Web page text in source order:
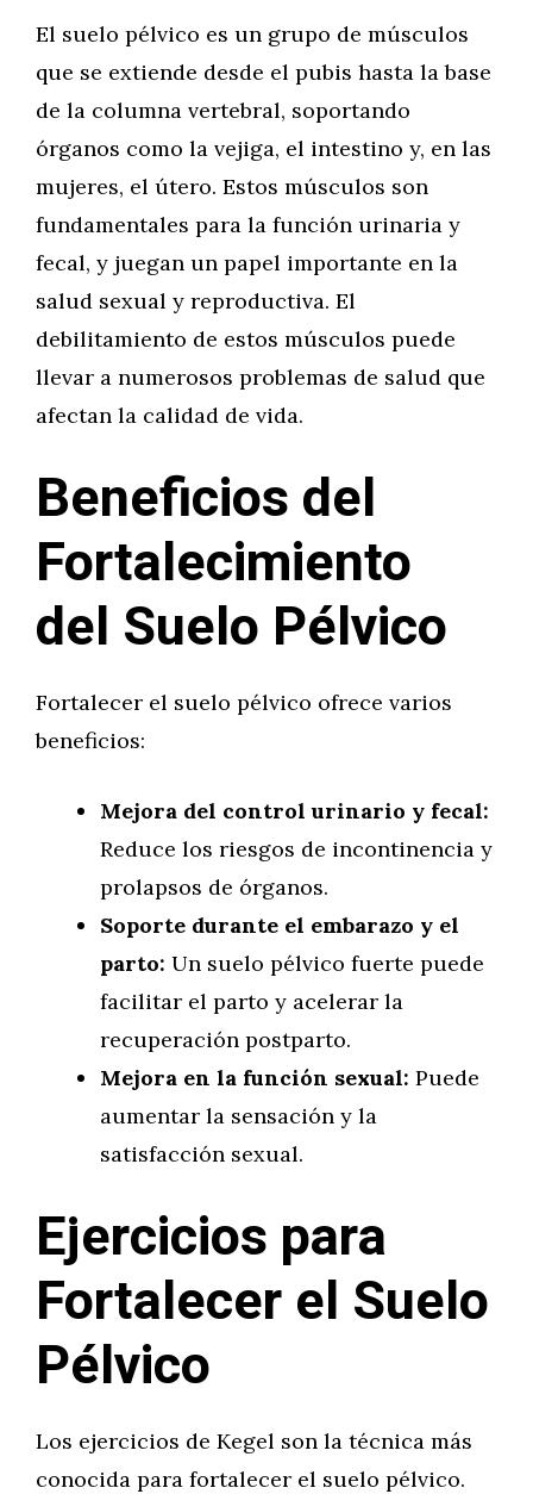
El suelo pélvico es un grupo de músculos
que se extiende desde el pubis hasta la base
de la columna vertebral, soportando
órganos como la vejiga, el intestino y, en las
mujeres, el útero. Estos músculos son
fundamentales para la función urinaria y
fecal, y juegan un papel importante en la
salud sexual y reproductiva. El
debilitamiento de estos músculos puede
llevar a numerosos problemas de salud que
afectan la calidad de vida.
Beneficios del
Fortalecimiento
del Suelo Pélvico
Fortalecer el suelo pélvico ofrece varios
beneficios:
Mejora del control urinario y fecal:
Reduce los riesgos de incontinencia y
prolapsos de órganos.
Soporte durante el embarazo y el
parto: Un suelo pélvico fuerte puede
facilitar el parto y acelerar la
recuperación postparto.
Mejora en la función sexual: Puede
aumentar la sensación y la
satisfacción sexual.
Ejercicios para
Fortalecer el Suelo
Pélvico
Los ejercicios de Kegel son la técnica más
conocida para fortalecer el suelo pélvico.